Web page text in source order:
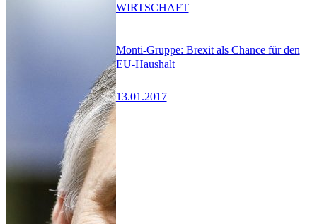
Monti-Gruppe: Brexit als Chance für den
EU-Haushalt
13.01.2017
WIRTSCHAFT